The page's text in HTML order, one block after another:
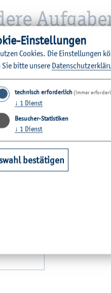
Ein­stel­lun­gen
Coo­kies. Die Ein­stel­lun­gen
Sie bitte un­se­re
technisch erforderlich (immer
↓ 1 Dienst
Besucher-Statistiken
↓ 1 Dienst
bestätigen